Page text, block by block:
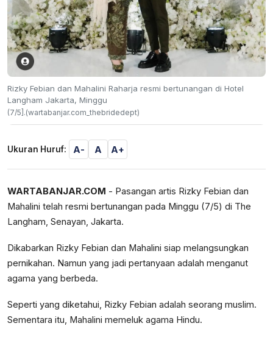
Rizky Febian dan Mahalini Raharja resmi bertunangan di Hotel
Langham Jakarta, Minggu
(7/5].(wartabanjar.com_thebridedept)
Ukuran Huruf: A- A A+
WARTABANJAR.COM - Pasangan artis Rizky Febian dan
Mahalini telah resmi bertunangan pada Minggu (7/5) di The
Langham, Senayan, Jakarta.
Dikabarkan Rizky Febian dan Mahalini siap melangsungkan
pernikahan. Namun yang jadi pertanyaan adalah menganut
agama yang berbeda.
Seperti yang diketahui, Rizky Febian adalah seorang muslim.
Sementara itu, Mahalini memeluk agama Hindu.